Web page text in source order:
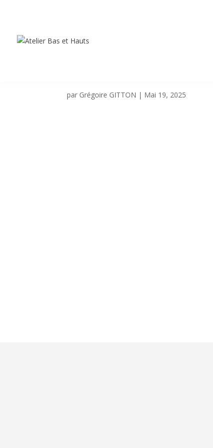
par Grégoire GITTON | Mai 19, 2025